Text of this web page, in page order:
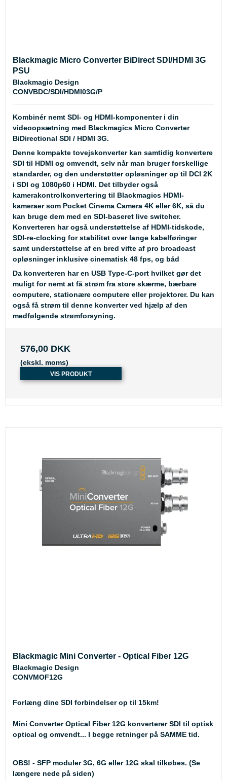
Blackmagic Micro Converter BiDirect SDI/HDMI 3G
PSU
Blackmagic Design
CONVBDC/SDI/HDMI03G/P
Kombinér nemt SDI- og HDMI-komponenter i din
videoopsætning med Blackmagics Micro Converter
BiDirectional SDI / HDMI 3G.
Denne kompakte tovejskonverter kan samtidig konvertere
SDI til HDMI og omvendt, selv når man bruger forskellige
standarder, og den understøtter opløsninger op til DCI 2K
i SDI og 1080p60 i HDMI. Det tilbyder også
kamerakontrolkonvertering til Blackmagics HDMI-
kameraer som Pocket Cinema Camera 4K eller 6K, så du
kan bruge dem med en SDI-baseret live switcher.
Konverteren har også understøttelse af HDMI-tidskode,
SDI-re-clocking for stabilitet over lange kabelføringer
samt understøttelse af en bred vifte af pro broadcast
opløsninger inklusive cinematisk 48 fps, og båd
Da konverteren har en USB Type-C-port hvilket gør det
muligt for nemt at få strøm fra store skærme, bærbare
computere, stationære computere eller projektorer. Du kan
også få strøm til denne konverter ved hjælp af den
medfølgende strømforsyning.
576,00 DKK
(ekskl. moms)
VIS PRODUKT
Blackmagic Mini Converter - Optical Fiber 12G
Blackmagic Design
CONVMOF12G
Forlæng dine SDI forbindelser op til 15km!
Mini Converter Optical Fiber 12G konverterer SDI til optisk
optical og omvendt... I begge retninger på SAMME tid.
OBS! - SFP moduler 3G, 6G eller 12G skal tilkøbes. (Se
længere nede på siden)